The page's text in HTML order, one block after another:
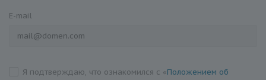
E-mail
Я подтверждаю, что ознакомился с «Положением об